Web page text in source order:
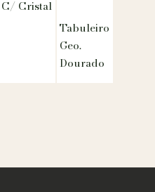
C/ Cristal
Tabuleiro
Geo.
Dourado